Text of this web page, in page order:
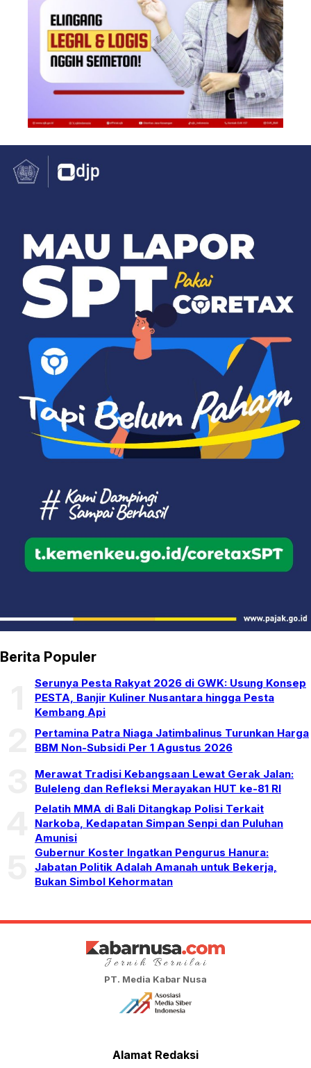
Berita Populer
Serunya Pesta Rakyat 2026 di GWK: Usung Konsep
PESTA, Banjir Kuliner Nusantara hingga Pesta
Kembang Api
Pertamina Patra Niaga Jatimbalinus Turunkan Harga
BBM Non-Subsidi Per 1 Agustus 2026
Merawat Tradisi Kebangsaan Lewat Gerak Jalan:
Buleleng dan Refleksi Merayakan HUT ke-81 RI
Pelatih MMA di Bali Ditangkap Polisi Terkait
Narkoba, Kedapatan Simpan Senpi dan Puluhan
Amunisi
Gubernur Koster Ingatkan Pengurus Hanura:
Jabatan Politik Adalah Amanah untuk Bekerja,
Bukan Simbol Kehormatan
PT. Media Kabar Nusa
Alamat Redaksi